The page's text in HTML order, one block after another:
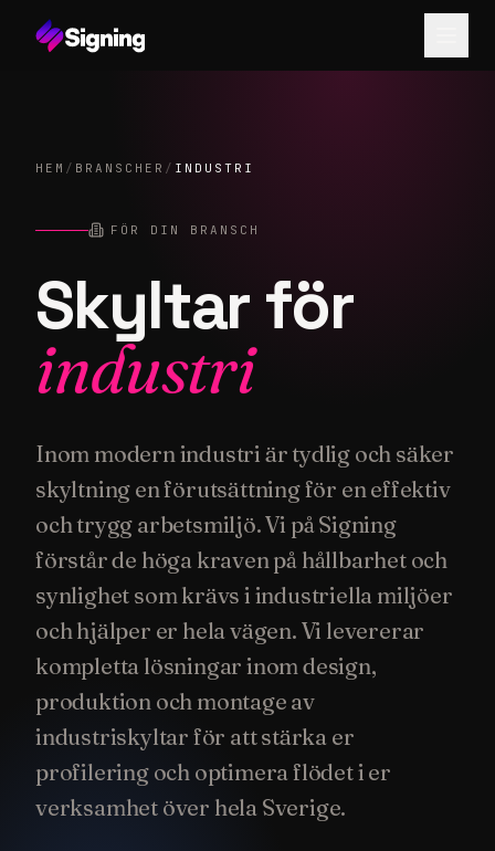
HEM / BRANSCHER / INDUSTRI
FÖR DIN BRANSCH
Skyltar för
industri
Inom modern industri är tydlig och säker
skyltning en förutsättning för en effektiv
och trygg arbetsmiljö. Vi på Signing
förstår de höga kraven på hållbarhet och
synlighet som krävs i industriella miljöer
och hjälper er hela vägen. Vi levererar
kompletta lösningar inom design,
produktion och montage av
industriskyltar för att stärka er
profilering och optimera flödet i er
verksamhet över hela Sverige.